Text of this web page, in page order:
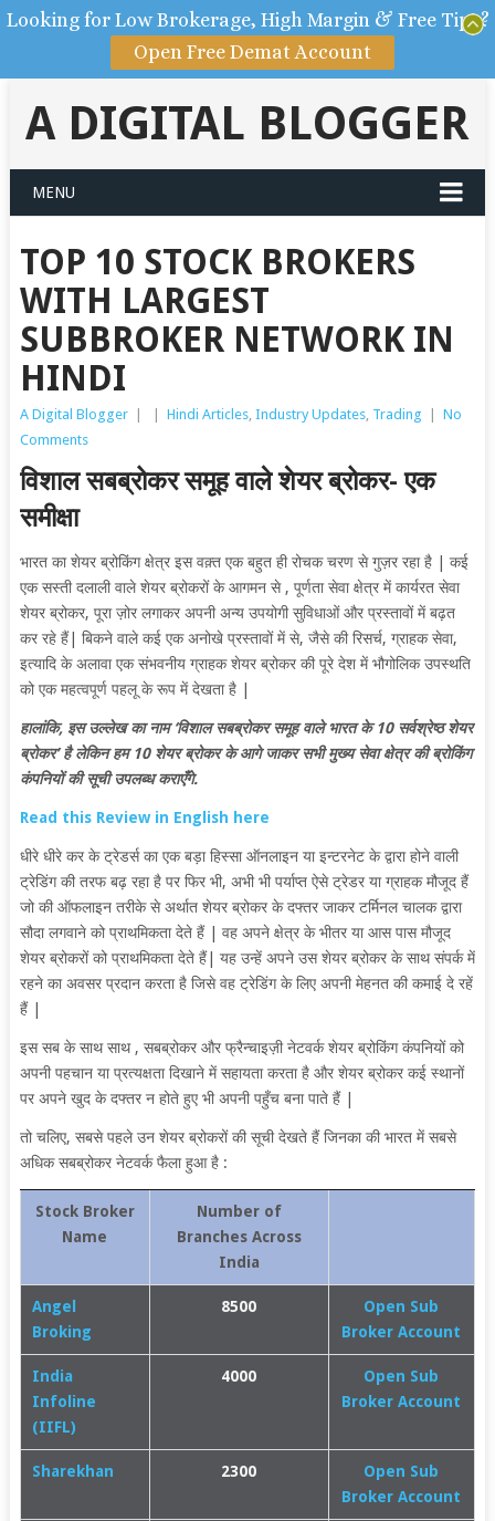
A DIGITAL BLOGGER
MENU
TOP 10 STOCK BROKERS
WITH LARGEST
SUBBROKER NETWORK IN
HINDI
A Digital Blogger Hindi Articles, Industry Updates, Trading
No
Comments
विशाल सबब्रोकर समूह वाले शेयर ब्रोकर- एक
समीक्षा
भारत का शेयर ब्रोकिंग क्षेत्र इस वक़्त एक बहुत ही रोचक चरण से गुज़र रहा है | कई
एक सस्ती दलाली वाले शेयर ब्रोकरों के आगमन से , पूर्णता सेवा क्षेत्र में कार्यरत सेवा
शेयर ब्रोकर, पूरा ज़ोर लगाकर अपनी अन्य उपयोगी सुविधाओं और प्रस्तावों में बढ़त
कर रहे हैं| बिकने वाले कई एक अनोखे प्रस्तावों में से, जैसे की रिसर्च, ग्राहक सेवा,
इत्यादि के अलावा एक संभवनीय ग्राहक शेयर ब्रोकर की पूरे देश मेंभौगोलिकउपस्थति
को एक महत्वपूर्ण पहलू के रूप में देखता है |
हालांकि, इस उल्लेख का नाम ‘विशाल सबब्रोकर समूह वाले भारत के 10 सर्वश्रेष्ठ शेयर
ब्रोकर’ है लेकिन हम 10 शेयर ब्रोकर के आगे जाकर सभी मुख्य सेवा क्षेत्र की ब्रोकिंग
कंपनियों की सूची उपलब्ध कराएँगे.
Read this Review in English here
धीरे धीरे कर के ट्रेडर्स का एक बड़ा हिस्सा ऑनलाइन या इन्टरनेट के द्वारा होने वाली
ट्रेडिंग की तरफ बढ़ रहा है पर फिर भी, अभी भी पर्याप्त ऐसे ट्रेडर या ग्राहक मौजूद हैं
जो की ऑफलाइन तरीके से अर्थात शेयर ब्रोकर के दफ्तर जाकर टर्मिनल चालक द्वारा
सौदा लगवाने को प्राथमिकता देते हैं | वह अपने क्षेत्र के भीतर या आस पास मौजूद
शेयर ब्रोकरों को प्राथमिकता देते हैं| यह उन्हें अपने उस शेयर ब्रोकर के साथ संपर्क में
रहने का अवसर प्रदान करता है जिसे वह ट्रेडिंग के लिए अपनी मेहनत की कमाई दे रहें
हैं |
इस सब के साथ साथ , सबब्रोकर और फ्रैन्चाइज़ी नेटवर्क शेयर ब्रोकिंग कंपनियों को
अपनी पहचान या प्रत्यक्षता दिखाने में सहायता करता है और शेयर ब्रोकर कई स्थानों
पर अपने खुद के दफ्तर न होते हुए भी अपनी पहुँच बना पाते हैं |
तो चलिए, सबसे पहले उन शेयर ब्रोकरों की सूची देखते हैं जिनका की भारत में सबसे
अधिक सबब्रोकर नेटवर्क फैला हुआ है :
Stock Broker
Name
Number of
Branches Across
India
Angel
Broking
8500
Open Sub
Broker Account
India
Infoline
(IIFL)
4000
Open Sub
Broker Account
Sharekhan 2300
Open Sub
Broker Account
Looking for Low Brokerage, High Margin & Free Tips?
Open Free Demat Account